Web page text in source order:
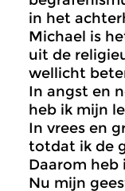
in het
Michael is
uit de
wellicht
In angst en
heb ik mijn
In vrees en
totdat ik de
Daarom heb
Nu mijn